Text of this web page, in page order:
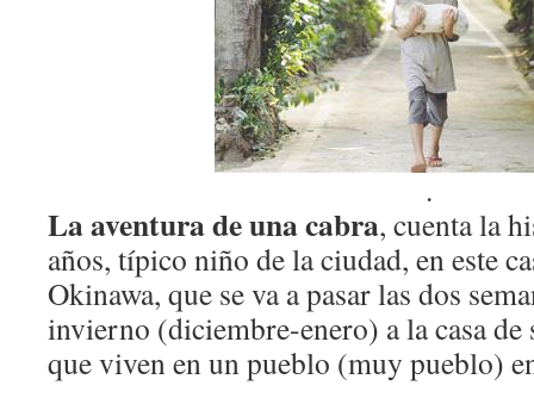
.
La aventura de una cabra, cuenta la
años, típico niño de la ciudad, en este
Okinawa, que se va a pasar las dos
invierno (diciembre-enero) a la casa de
que viven en un pueblo (muy pueblo)